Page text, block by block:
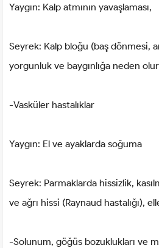
Yaygın: Kalp atmının yavaşlaması,
Seyrek: Kalp bloğu (baş dönmesi,
yorgunluk ve baygınlığa neden
-Vasküler hastalıklar
Yaygın: El ve ayaklarda soğuma
Seyrek: Parmaklarda hissizlik,
ve ağrı hissi (Raynaud hastalığı),
-Solunum, göğüs bozuklukları ve